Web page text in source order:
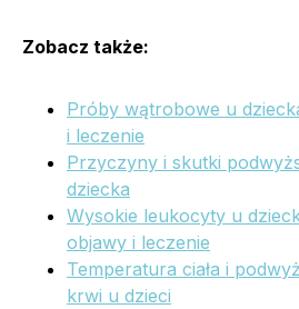
Zobacz także:
Próby wątrobowe u
i leczenie
Przyczyny i skutki
dziecka
Wysokie leukocyty u
objawy i leczenie
Temperatura ciała i
krwi u dzieci